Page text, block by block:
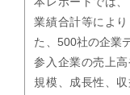
業績合計等によ
た、500社の企業
参入企業の売上
規模、成長性、